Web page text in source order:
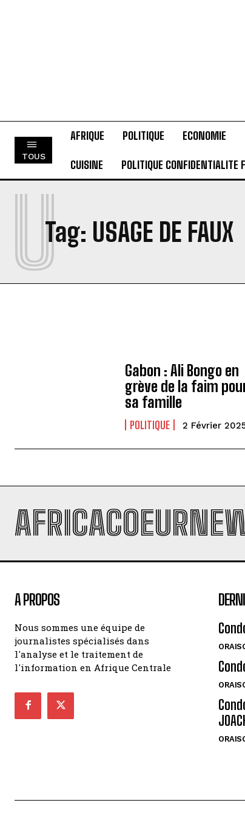
TOUS
AFRIQUE POLITIQUE ECONOMIE
CUISINE POLITIQUE CONFIDENTIALITE
Tag: USAGE DE FAUX
U
Gabon : Ali Bongo en
grève de la faim
sa famille
POLITIQUE 2 Février
A PROPOS
Nous sommes une équipe de
journalistes spécialisés dans
l'analyse et le traitement de
l'information en Afrique Centrale